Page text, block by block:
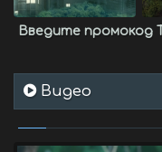
Введите промокод
Видео